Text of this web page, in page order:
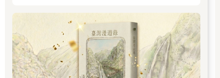
續斬獲美國國家圖書獎與英國國際布克獎，寫下
華語文學歷史新紀錄，成功讓世界聽見台灣的身
世。